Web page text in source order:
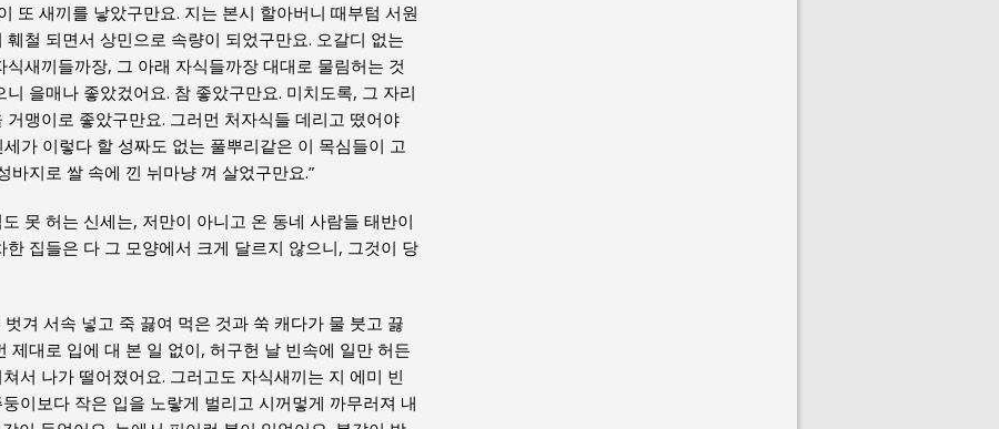
또 새끼를 낳았구만요. 지는 본시 할아버니 때부텀 서원
철 되면서 상민으로 속량이 되었구만요. 오갈디 없는
새끼들까장, 그 아래 자식들까장 대대로 물림허는 것
을매나 좋았겄어요. 참 좋았구만요. 미치도록, 그 자리
맹이로 좋았구만요. 그러먼 처자식들 데리고 떴어야
가 이렇다 할 성짜도 없는 풀뿌리같은 이 목심들이 고
바지로 쌀 속에 낀 뉘마냥 껴 살었구만요.”
못 허는 신세는, 저만이 아니고 온 동네 사람들 태반이
집들은 다 그 모양에서 크게 달르지 않으니, 그것이 당
겨 서속 넣고 죽 끓여 먹은 것과 쑥 캐다가 물 붓고 끓
제대로 입에 대 본 일 없이, 허구헌 날 빈속에 일만 허든
서 나가 떨어졌어요. 그러고도 자식새끼는 지 에미 빈
이보다 작은 입을 노랗게 벌리고 시꺼멓게 까무러져 내